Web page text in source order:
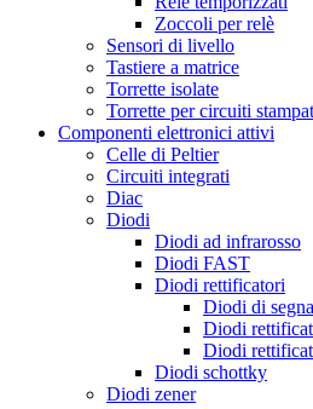
Zoccoli per relè
Sensori di livello
Tastiere a matrice
Torrette isolate
Torrette per circuiti
Componenti elettronici attivi
Celle di Peltier
Circuiti integrati
Diac
Diodi
Diodi ad infrarosso
Diodi FAST
Diodi rettificatori
Diodi di
Diodi
Diodi
Diodi schottky
Diodi zener